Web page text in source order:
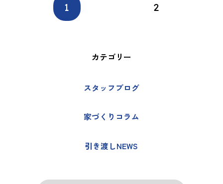
1 2
カテゴリー
スタッフブログ
家づくりコラム
引き渡しNEWS